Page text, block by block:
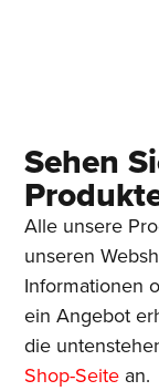
Sehen
Alle unsere
unseren
Informationen
ein Angebot
die
Shop-Seite an.